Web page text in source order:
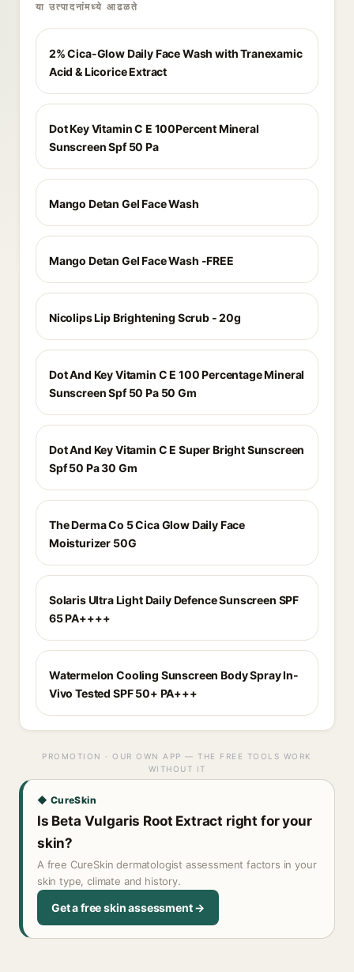
या उत्पादनांमध्ये आढळते
2% Cica-Glow Daily Face Wash with Tranexamic
Acid & Licorice Extract
Dot Key Vitamin C E 100Percent Mineral
Sunscreen Spf 50 Pa
Mango Detan Gel Face Wash
Mango Detan Gel Face Wash -FREE
Nicolips Lip Brightening Scrub - 20g
Dot And Key Vitamin C E 100 Percentage Mineral
Sunscreen Spf 50 Pa 50 Gm
Dot And Key Vitamin C E Super Bright Sunscreen
Spf 50 Pa 30 Gm
The Derma Co 5 Cica Glow Daily Face
Moisturizer 50G
Solaris Ultra Light Daily Defence Sunscreen SPF
65 PA++++
Watermelon Cooling Sunscreen Body Spray In-
Vivo Tested SPF 50+ PA+++
PROMOTION · OUR OWN APP — THE FREE TOOLS WORK
WITHOUT IT
◆ CureSkin
Is Beta Vulgaris Root Extract right for your
skin?
A free CureSkin dermatologist assessment factors in your
skin type, climate and history.
Get a free skin assessment →